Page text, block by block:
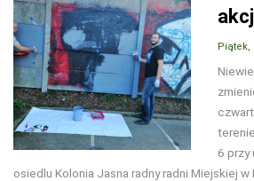
Piątek,
6 przy
osiedlu Kolonia Jasna radny radni Miejskiej